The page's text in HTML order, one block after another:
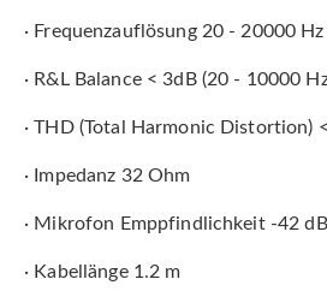
· Frequenzauflösung 20 - 20000 Hz
· R&L Balance < 3dB (20 - 10000
· THD (Total Harmonic Distortion)
· Impedanz 32 Ohm
· Mikrofon Emppfindlichkeit -42
· Kabellänge 1.2 m